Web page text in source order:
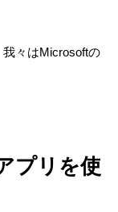
々はMicrosoftの
プリを使